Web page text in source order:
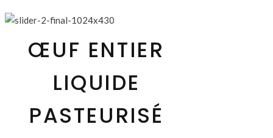
ŒUF ENTIER
LIQUIDE
PASTEURISÉ